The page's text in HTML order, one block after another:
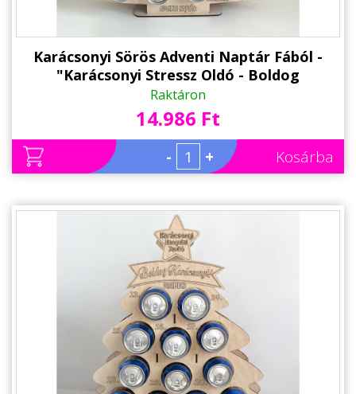
Karácsonyi Sörös Adventi Naptár Fából -
"Karácsonyi Stressz Oldó - Boldog
Karácsonyt" felirattal - 12 Dobozos
Sörtartó - Karácsonyi Ajándék
Raktáron
14.986 Ft
- + Kosárba